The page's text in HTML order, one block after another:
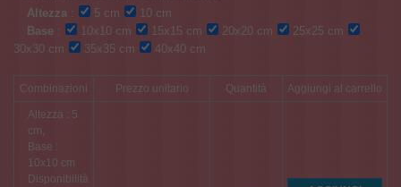
Altezza : 5 cm
10 cm
Base : 10x10 cm 15x15 cm 20x20 cm
25x25 cm
30x30 cm
35x35 cm 40x40 cm
Combinazioni Prezzo unitario Quantità Aggiungi al carrello
Altezza : 5
cm,
Base :
10x10 cm
Disponibilità